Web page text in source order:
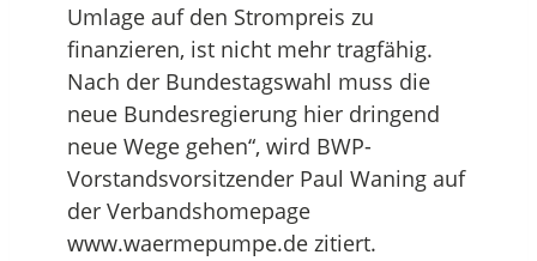
Umlage auf den Strompreis zu
finanzieren, ist nicht mehr tragfähig.
Nach der Bundestagswahl muss die
neue Bundesregierung hier dringend
neue Wege gehen“, wird BWP-
Vorstandsvorsitzender Paul Waning auf
der Verbandshomepage
www.waermepumpe.de zitiert.